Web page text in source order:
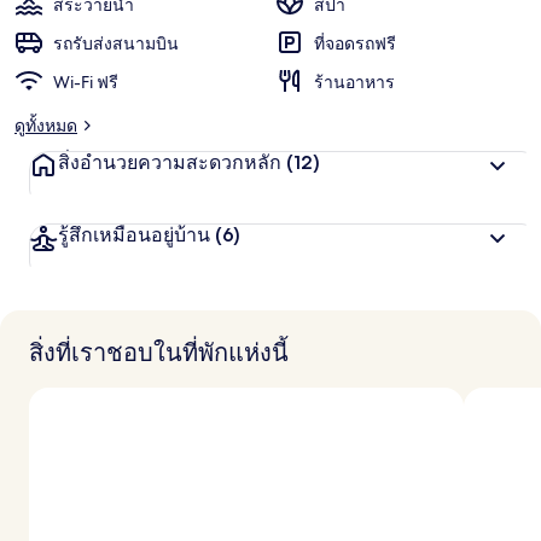
สระว่ายน้ำ
สปา
รถรับส่งสนามบิน
ที่จอดรถฟรี
Wi-Fi ฟรี
ร้านอาหาร
ดูทั้งหมด
สิ่งอำนวยความสะดวกหลัก (12)
รู้สึกเหมือนอยู่บ้าน (6)
สิ่งที่เราชอบในที่พักแห่งนี้